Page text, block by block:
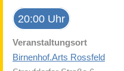
20:00 Uhr
Veranstaltungsort
Birnenhof.Arts Rossfeld